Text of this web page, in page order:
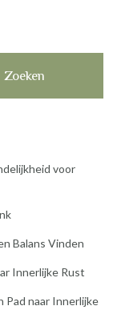
Zoeken
voor
Balans Vinden
Innerlijke Rust
Pad naar Innerlijke